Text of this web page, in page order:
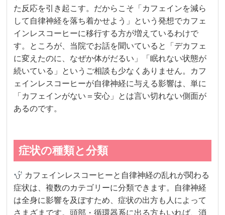
た反応を引き起こす。だからこそ「カフェインを減ら
して自律神経を落ち着かせよう」という発想でカフェ
インレスコーヒーに移行する方が増えているわけで
す。ところが、当院でお話を聞いていると「デカフェ
に変えたのに、なぜか体がだるい」「眠れない状態が
続いている」というご相談も少なくありません。カフ
ェインレスコーヒーが自律神経に与える影響は、単に
「カフェインがない＝安心」とは言い切れない側面が
あるのです。
症状の種類と分類
カフェインレスコーヒーと自律神経の乱れが関わる
症状は、複数のカテゴリーに分類できます。自律神経
は全身に影響を及ぼすため、症状の出方も人によって
さまざまです。頭部・循環器系に出る方もいれば、消